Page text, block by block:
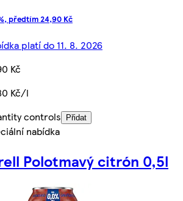
předtím 24,90 Kč
platí do 11. 8. 2026
Kč
Kč/l
controls
Přidat
nabídka
Polotmavý citrón 0,5l